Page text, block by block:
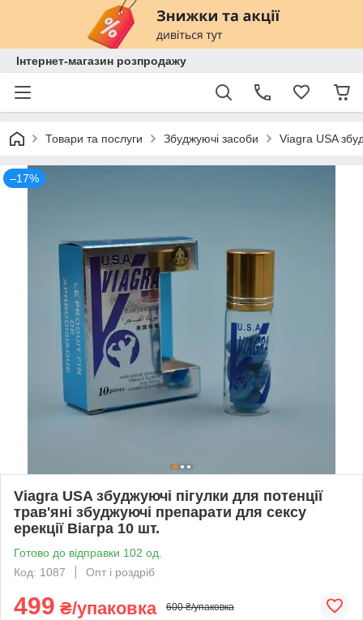
Інтернет-магазин розпродажу
Товари та послуги Збуджуючі засоби Viagra USA
–17%
Viagra USA збуджуючі пігулки для потенції
трав'яні збуджуючі препарати для сексу
ерекції Віагра 10 шт.
Готово до відправки 102 од.
Код: 1087
Опт і роздріб
499 ₴/упаковка 600 ₴/упаковка